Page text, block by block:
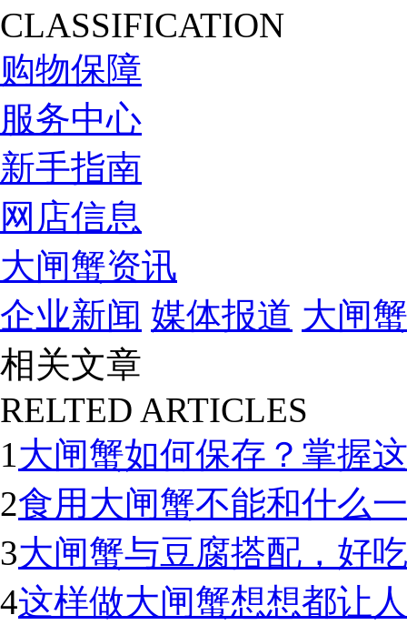
CLASSIFICATION
购物保障
服务中心
新手指南
网店信息
大闸蟹资讯
企业新闻 媒体报道 大闸
相关文章
RELTED ARTICLES
1大闸蟹如何保存？掌握
2食用大闸蟹不能和什么
3大闸蟹与豆腐搭配，好
4这样做大闸蟹想想都让